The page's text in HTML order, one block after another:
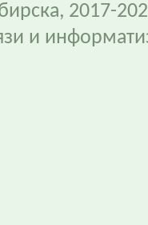
2017-
и